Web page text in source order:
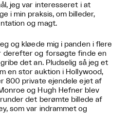
jeg var interesseret i at
i min praksis, om billeder,
og magt.
og kløede mig i panden i flere
derefter og forsøgte finde en
det an. Pludselig så jeg et
en stor auktion i Hollywood,
800 private ejendele ejet af
og Hugh Hefner blev
det berømte billede af
som var indrammet og